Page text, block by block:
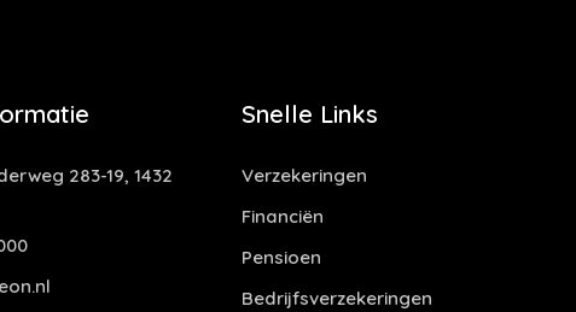
283-19, 1432
Snelle Links
Verzekeringen
Financiën
Pensioen
Bedrijfsverzekeringen